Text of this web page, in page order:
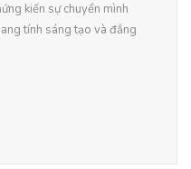
kiến sự chuyển mình
tính sáng tạo và đẳng